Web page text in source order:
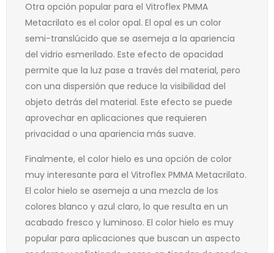
Otra opción popular para el Vitroflex PMMA
Metacrilato es el color opal. El opal es un color
semi-translúcido que se asemeja a la apariencia
del vidrio esmerilado. Este efecto de opacidad
permite que la luz pase a través del material, pero
con una dispersión que reduce la visibilidad del
objeto detrás del material. Este efecto se puede
aprovechar en aplicaciones que requieren
privacidad o una apariencia más suave.
Finalmente, el color hielo es una opción de color
muy interesante para el Vitroflex PMMA Metacrilato.
El color hielo se asemeja a una mezcla de los
colores blanco y azul claro, lo que resulta en un
acabado fresco y luminoso. El color hielo es muy
popular para aplicaciones que buscan un aspecto